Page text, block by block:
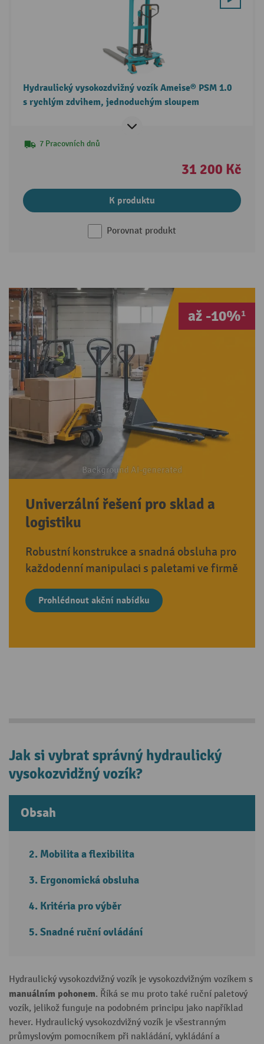
Hydraulický vysokozdvižný vozík Ameise® PSM 1.0
s rychlým zdvihem, jednoduchým sloupem
7 Pracovních dnů
31 200 Kč
K produktu
Porovnat produkt
až -10%¹
Univerzální řešení pro sklad a
logistiku
Robustní konstrukce a snadná obsluha pro
každodenní manipulaci s paletami ve firmě
Prohlédnout akční nabídku
Jak si vybrat správný hydraulický
vysokozvidžný vozík?
Obsah
Mobilita a flexibilita
Ergonomická obsluha
Kritéria pro výběr
Snadné ruční ovládání
Hydraulický vysokozdvižný vozík je vysokozdvižným vozíkem s
manuálním pohonem. Říká se mu proto také ruční paletový
vozík, jelikož funguje na podobném principu jako například
hever. Hydraulický vysokozdvižný vozík je všestranným
průmyslovým pomocníkem při nakládání, vykládání a